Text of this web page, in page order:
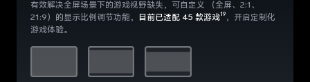
有效解决全屏场景下的游戏视野缺失，可自定义
（全屏、2:1、
21:9）的显示比例调节功能，
目前已适配 45 款游戏19
，开启定制化
游戏体验。